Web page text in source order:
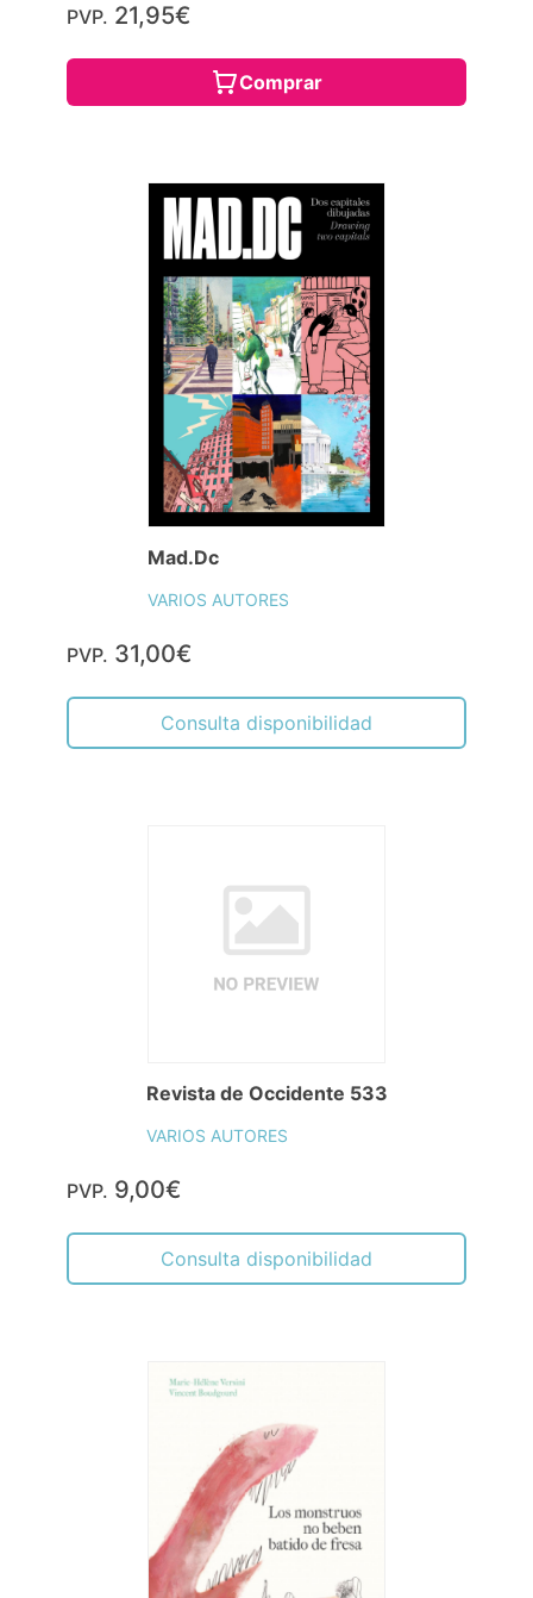
PVP. 21,95€
Comprar
Mad.Dc
VARIOS AUTORES
PVP. 31,00€
Consulta disponibilidad
Revista de Occidente 533
VARIOS AUTORES
PVP. 9,00€
Consulta disponibilidad